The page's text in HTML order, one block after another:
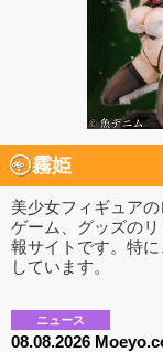
霧姫
美少女フィギュア
ゲーム、グッズの
報サイトです。特
しています。
ニュース
08.08.2026